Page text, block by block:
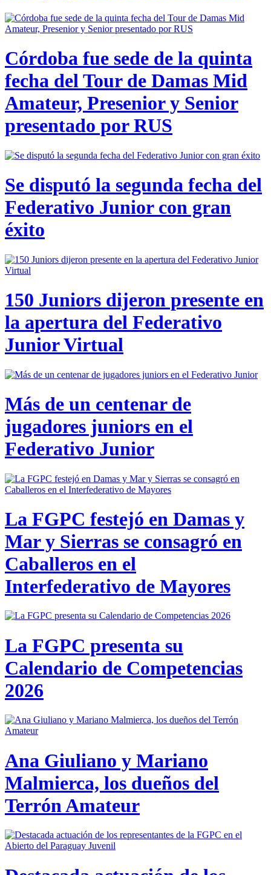
Córdoba fue sede de la quinta
fecha del Tour de Damas Mid
Amateur, Presenior y Senior
presentado por RUS
Se disputó la segunda fecha del
Federativo Junior con gran
éxito
150 Juniors dijeron presente en
la apertura del Federativo
Junior Virtual
Más de un centenar de
jugadores juniors en el
Federativo Junior
La FGPC festejó en Damas y
Mar y Sierras se consagró en
Caballeros en el
Interfederativo de Mayores
La FGPC presenta su
Calendario de Competencias
2026
Ana Giuliano y Mariano
Malmierca, los dueños del
Terrón Amateur